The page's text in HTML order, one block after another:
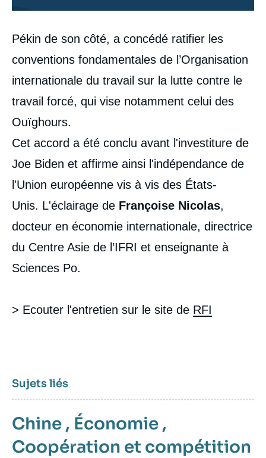
Contenu
intervention
médiatique
Pékin de son côté, a concédé ratifier les
conventions fondamentales de l’Organisation
internationale du travail sur la lutte contre le
travail forcé, qui vise notamment celui des
Ouïghours.
Cet accord a été conclu avant l'investiture de
Joe Biden et affirme ainsi l'indépendance de
l'Union européenne vis à vis des États-
Unis. L'éclairage de Françoise Nicolas,
docteur en économie internationale, directrice
du Centre Asie de l’IFRI et enseignante à
Sciences Po.
> Ecouter l'entretien sur le site de RFI
Sujets liés
Chine , Économie ,
Coopération et compétition